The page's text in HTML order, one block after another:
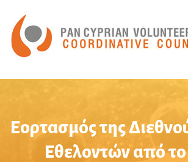
Εορτασμός της
Εθελοντών από